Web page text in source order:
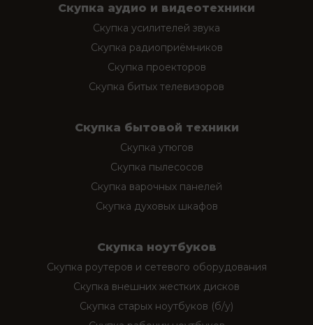
Скупка аудио и видеотехники
Скупка усилителей звука
Скупка радиоприёмников
Скупка проекторов
Скупка битых телевизоров
Скупка бытовой техники
Скупка утюгов
Скупка пылесосов
Скупка варочных панелей
Скупка духовых шкафов
Скупка ноутбуков
Скупка роутеров и сетевого оборудования
Скупка внешних жестких дисков
Скупка старых ноутбуков (б/у)